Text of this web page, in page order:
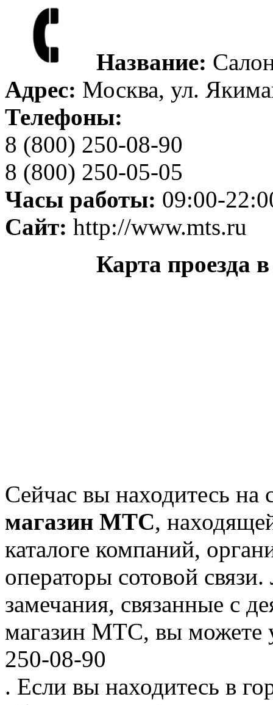
Название:
Адрес: Москва, ул.
Телефоны:
8 (800) 250-08-90
8 (800) 250-05-05
Часы работы: 09:00-
Сайт: http://www.mts.ru
Карта проезда
Сейчас вы находитесь на
магазин МТС,
каталоге компаний,
операторы сотовой
замечания, связанные с
магазин МТС, вы можете
250-08-90
. Если вы находитесь в